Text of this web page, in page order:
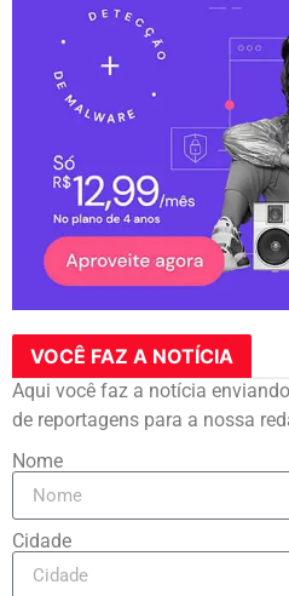
VOCÊ FAZ A NOTÍCIA
Aqui você faz a notícia
de reportagens para a nossa
Nome
Cidade